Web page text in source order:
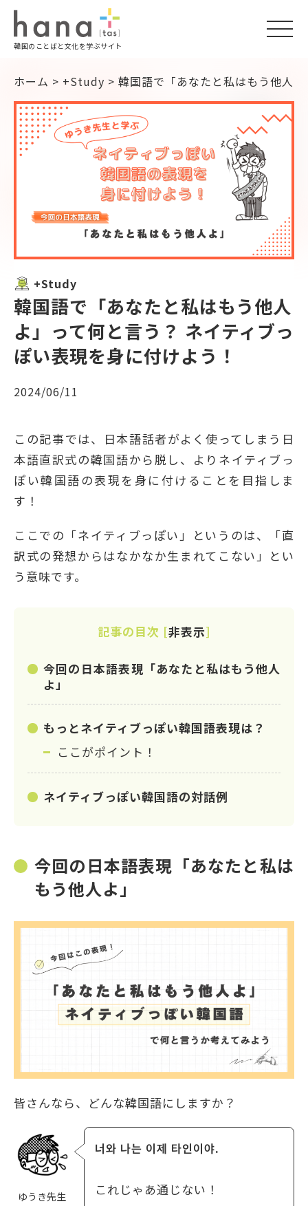
韓国のことばと文化を学ぶサイト
ホーム > +Study > 韓国語で「あなたと私はもう他人
+Study
韓国語で「あなたと私はもう他人
よ」って何と言う？ ネイティブっ
ぽい表現を身に付けよう！
2024/06/11
この記事では、日本語話者がよく使ってしまう日
本語直訳式の韓国語から脱し、よりネイティブっ
ぽい韓国語の表現を身に付けることを目指しま
す！
ここでの「ネイティブっぽい」というのは、「直
訳式の発想からはなかなか生まれてこない」とい
う意味です。
記事の目次 [非表示]
今回の日本語表現「あなたと私はもう他人
よ」
もっとネイティブっぽい韓国語表現は？
ここがポイント！
ネイティブっぽい韓国語の対話例
今回の日本語表現「あなたと私は
もう他人よ」
皆さんなら、どんな韓国語にしますか？
ゆうき先生
너와 나는 이제 타인이야.
これじゃあ通じない！